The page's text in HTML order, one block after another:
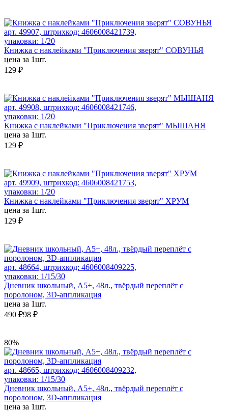
арт. 49907, штрихкод: 4606008421739,
упаковки: 1/20
Книжка с наклейками "Приключения зверят" СОВУНЬЯ
цена за 1шт.
129 ₽
арт. 49908, штрихкод: 4606008421746,
упаковки: 1/20
Книжка с наклейками "Приключения зверят" МЫШАНЯ
цена за 1шт.
129 ₽
арт. 49909, штрихкод: 4606008421753,
упаковки: 1/20
Книжка с наклейками "Приключения зверят" ХРУМ
цена за 1шт.
129 ₽
арт. 48664, штрихкод: 4606008409225,
упаковки: 1/15/30
Дневник школьный, А5+, 48л., твёрдый переплёт с
поролоном, 3D-аппликация
цена за 1шт.
490 ₽98 ₽
80%
арт. 48665, штрихкод: 4606008409232,
упаковки: 1/15/30
Дневник школьный, А5+, 48л., твёрдый переплёт с
поролоном, 3D-аппликация
цена за 1шт.